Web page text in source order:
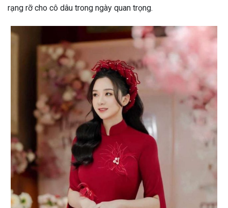
rạng rỡ cho cô dâu trong ngày quan trọng.